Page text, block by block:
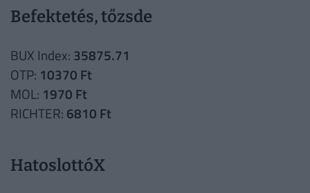
Befektetés, tőzsde
BUX Index: 35875.71
OTP: 10370 Ft
MOL: 1970 Ft
RICHTER: 6810 Ft
HatoslottóX